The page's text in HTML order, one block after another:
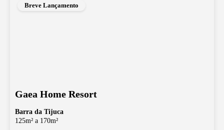
Breve Lançamento
Gaea Home Resort
Barra da Tijuca
125m² a 170m²